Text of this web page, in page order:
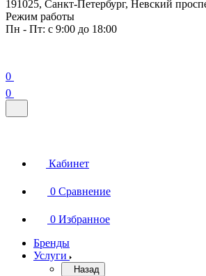
191025, Санкт-Петербург, Невский
Режим работы
Пн - Пт: с 9:00 до 18:00
0
0
Кабинет
0 Сравнение
0 Избранное
Бренды
Услуги
Назад